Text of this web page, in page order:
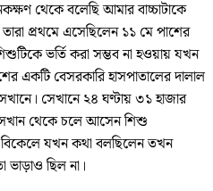
থেকে বলেছি আমার বাচ্চাটাকে
প্রথমে এসেছিলেন ১১ মে পাশের
ভর্তি করা সম্ভব না হওয়ায় যখন
একটি বেসরকারি হাসপাতালের দালাল
সেখানে ২৪ ঘণ্টায় ৩১ হাজার
থেকে চলে আসেন শিশু
যখন কথা বলছিলেন তখন
ছিল না।